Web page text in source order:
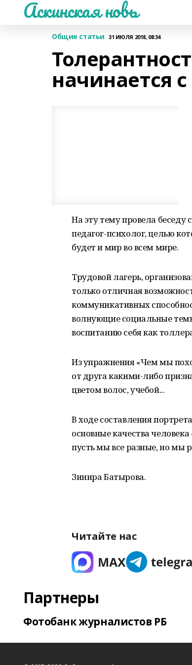
Аскинская новь
Общие статьи 31 ИЮЛЯ 2018, 08:34
начинается с
На эту тему провела беседу
педагог-психолог, целью
будет и мир во всем мире.
Трудовой лагерь,
только отличная
коммуникативных
волнующие социальные
воспитанию себя как
Из упражнения «Чем мы
от друга какими-либо
цветом волос, учебой...
В ходе составления
основные качества
пусть мы все разные, но мы
Зинира Батырова.
Читайте нас
Партнеры
Фотобанк журналистов РБ